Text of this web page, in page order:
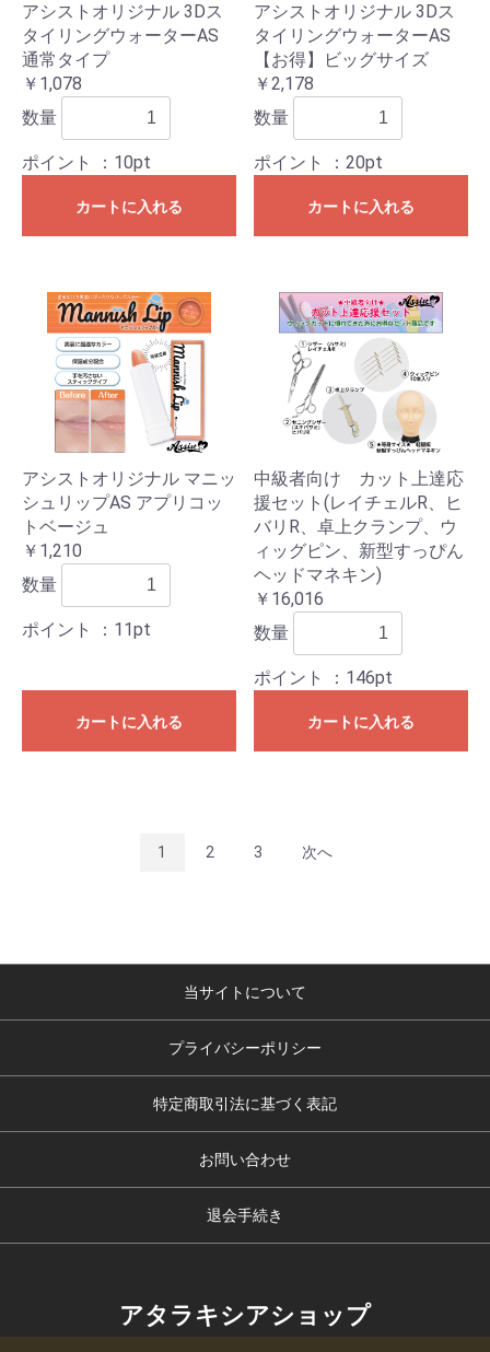
アシストオリジナル 3Dス
タイリングウォーターAS
通常タイプ
￥1,078
数量
ポイント ：10pt
カートに入れる
アシストオリジナル 3Dス
タイリングウォーターAS
【お得】ビッグサイズ
￥2,178
数量
ポイント ：20pt
カートに入れる
アシストオリジナル マニッ
シュリップAS アプリコッ
トベージュ
￥1,210
数量
ポイント ：11pt
カートに入れる
中級者向け カット上達応
援セット(レイチェルR、ヒ
バリR、卓上クランプ、ウ
ィッグピン、新型すっぴん
ヘッドマネキン)
￥16,016
数量
ポイント ：146pt
カートに入れる
1 2 3 次へ
当サイトについて
プライバシーポリシー
特定商取引法に基づく表記
お問い合わせ
退会手続き
アタラキシアショップ